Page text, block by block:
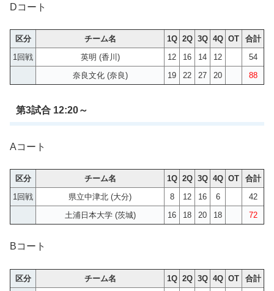
Dコート
区分 チーム名 1Q 2Q 3Q 4Q OT
合計
1回戦
英明 (香川) 12 16 14 12
54
奈良文化 (奈良)
19 22 27 20 88
第3試合 12:20～
Aコート
区分 チーム名 1Q 2Q 3Q 4Q OT
合計
1回戦
県立中津北 (大分) 8 12 16 6
42
土浦日本大学 (茨城)
16 18 20 18 72
Bコート
区分 チーム名 1Q 2Q 3Q 4Q OT
合計